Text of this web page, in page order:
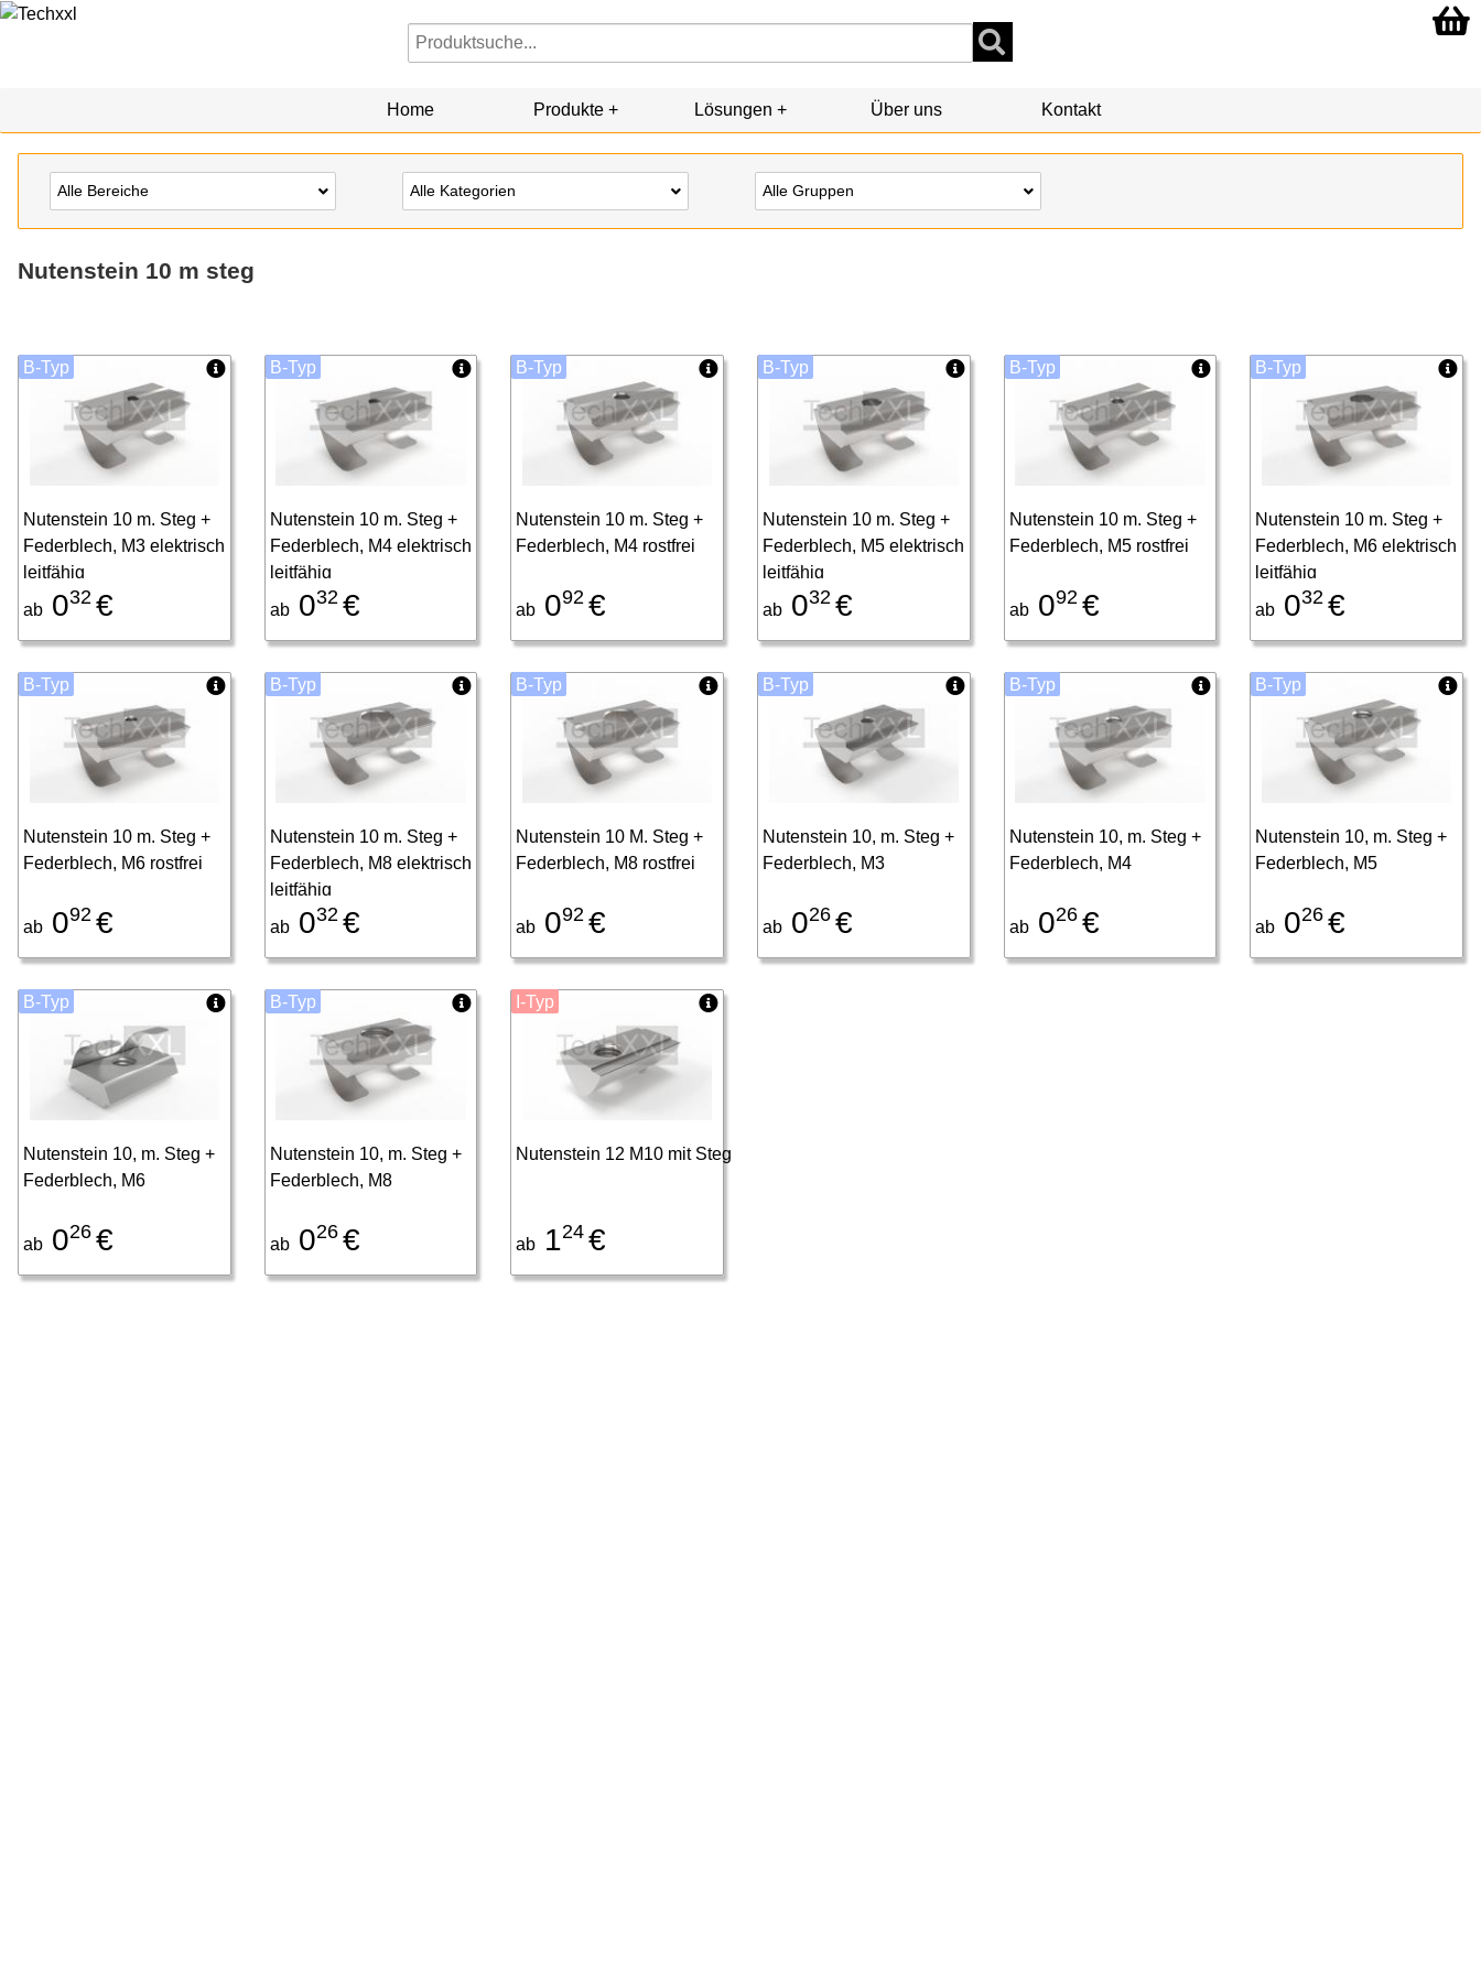
Home Produkte Lösungen Über uns Kontakt
Alle Bereiche Alle Kategorien Alle Gruppen
Nutenstein 10 m steg
Nutenstein 10 m. Steg +
Federblech, M3 elektrisch
leitfähig
ab 032 €
B-Typ
Nutenstein 10 m. Steg +
Federblech, M4 elektrisch
leitfähig
ab032 €
B-Typ
Nutenstein 10 m. Steg +
Federblech, M4 rostfrei
ab 092 €
B-Typ
Nutenstein 10 m. Steg +
Federblech, M5 elektrisch
leitfähig
ab032 €
B-Typ
Nutenstein 10 m. Steg +
Federblech, M5 rostfrei
ab092 €
B-Typ
Nutenstein 10 m. Steg +
Federblech, M6 elektrisch
leitfähig
ab 032 €
B-Typ
Nutenstein 10 m. Steg +
Federblech, M6 rostfrei
ab 092 €
B-Typ
Nutenstein 10 m. Steg +
Federblech, M8 elektrisch
leitfähig
ab032 €
B-Typ
Nutenstein 10 M. Steg +
Federblech, M8 rostfrei
ab 092 €
B-Typ
Nutenstein 10, m. Steg +
Federblech, M3
ab026 €
B-Typ
Nutenstein 10, m. Steg +
Federblech, M4
ab026 €
B-Typ
Nutenstein 10, m. Steg +
Federblech, M5
ab 026 €
B-Typ
Nutenstein 10, m. Steg +
Federblech, M6
ab 026 €
B-Typ
Nutenstein 10, m. Steg +
Federblech, M8
ab026 €
B-Typ
Nutenstein 12 M10 mit Steg
ab 124 €
I-Typ